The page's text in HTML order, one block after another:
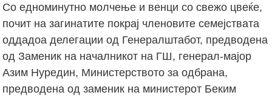
Со едноминутно молчење и венци со свежо цвеќе,
почит на загинатите покрај членовите семејствата
оддадоа делегации од Генералштабот, предводена
од Заменик на началникот на ГШ, генерал-мајор
Азим Нуредин, Министерството за одбрана,
предводена од заменик на министерот Беким